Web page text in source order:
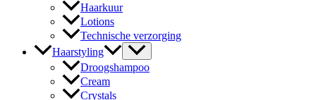
Haarkuur
Lotions
Technische verzorging
Haarstyling
Droogshampoo
Cream
Crystals